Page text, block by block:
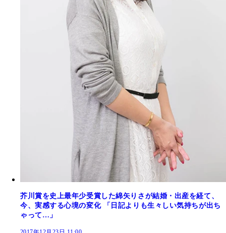
芥川賞を史上最年少受賞した綿矢りさが結婚・出産を経て、
今、実感する心境の変化 「日記よりも生々しい気持ちが出ち
ゃって…」